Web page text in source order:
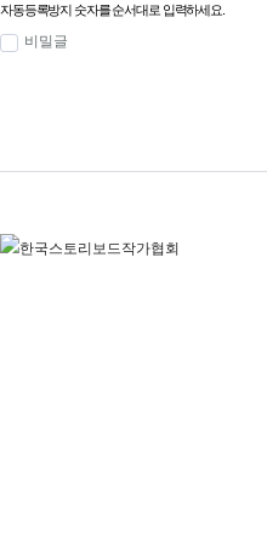
자동등록방지 숫자를 순서대로 입력하세요.
비밀글